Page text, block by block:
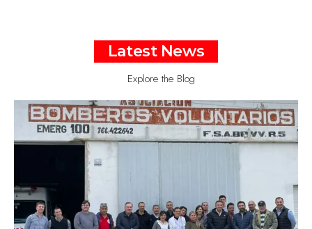
Latest News
Explore the Blog